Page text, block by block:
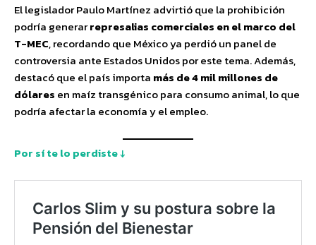
El legislador Paulo Martínez advirtió que la prohibición
podría generarrepresalias comerciales en el marco del
T-MEC, recordando que México ya perdió un panel de
controversia ante Estados Unidos por este tema. Además,
destacó que el país importa más de 4 mil millones de
dólares en maíz transgénico para consumo animal, lo que
podría afectar la economía y el empleo.
Por sí te lo perdiste ↓